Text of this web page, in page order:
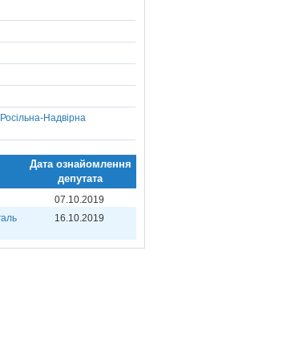
Надвірна
Дата ознайомлення
депутата
07.10.2019
16.10.2019